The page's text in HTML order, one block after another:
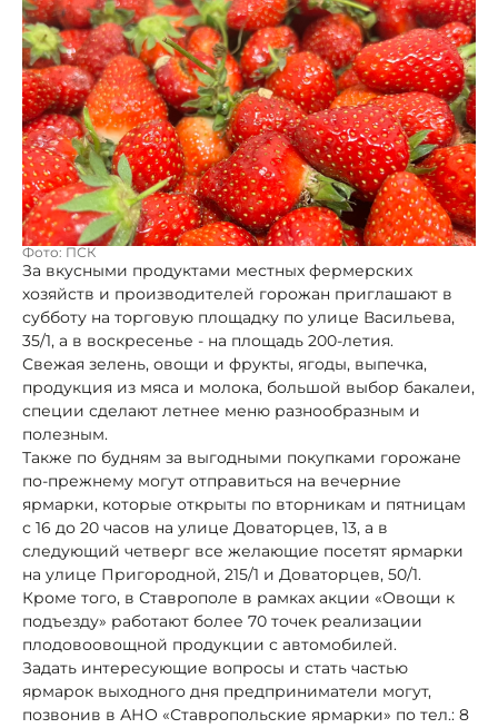
Фото: ПСК
За вкусными продуктами местных фермерских
хозяйств и производителей горожан приглашают в
субботу на торговую площадку по улице Васильева,
35/1, а в воскресенье - на площадь 200-летия.
Свежая зелень, овощи и фрукты, ягоды, выпечка,
продукция из мяса и молока, большой выбор бакалеи,
специи сделают летнее меню разнообразным и
полезным.
Также по будням за выгодными покупками горожане
по-прежнему могут отправиться на вечерние
ярмарки, которые открыты по вторникам и пятницам
с 16 до 20 часов на улице Доваторцев, 13, а в
следующий четверг все желающие посетят ярмарки
на улице Пригородной, 215/1 и Доваторцев, 50/1.
Кроме того, в Ставрополе в рамках акции «Овощи к
подъезду» работают более 70 точек реализации
плодовоовощной продукции с автомобилей.
Задать интересующие вопросы и стать частью
ярмарок выходного дня предприниматели могут,
позвонив в АНО «Ставропольские ярмарки» по тел.: 8